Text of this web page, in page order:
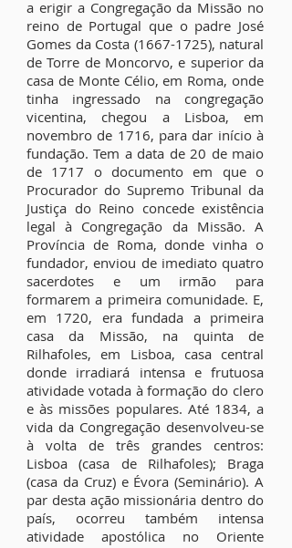
a erigir a Congregação da Missão no
reino de Portugal que o padre José
Gomes da Costa (1667-1725), natural
de Torre de Moncorvo, e superior da
casa de Monte Célio, em Roma, onde
tinha ingressado na congregação
vicentina, chegou a Lisboa, em
novembro de 1716, para dar início à
fundação. Tem a data de 20 de maio
de 1717 o documento em que o
Procurador do Supremo Tribunal da
Justiça do Reino concede existência
legal à Congregação da Missão. A
Província de Roma, donde vinha o
fundador, enviou de imediato quatro
sacerdotes e um irmão para
formarem a primeira comunidade. E,
em 1720, era fundada a primeira
casa da Missão, na quinta de
Rilhafoles, em Lisboa, casa central
donde irradiará intensa e frutuosa
atividade votada à formação do clero
e às missões populares. Até 1834, a
vida da Congregação desenvolveu-se
à volta de três grandes centros:
Lisboa (casa de Rilhafoles); Braga
(casa da Cruz) e Évora (Seminário). A
par desta ação missionária dentro do
país, ocorreu também intensa
atividade apostólica no Oriente